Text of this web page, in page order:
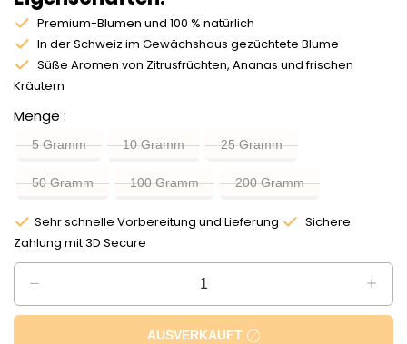
Premium-Blumen und 100 % natürlich
In der Schweiz im Gewächshaus gezüchtete Blume
Süße Aromen von Zitrusfrüchten, Ananas und frischen
Kräutern
Menge
5 Gramm 10 Gramm 25 Gramm
50 Gramm 100 Gramm 200 Gramm
Sehr schnelle Vorbereitung und Lieferung
Sichere
Zahlung mit 3D Secure
AUSVERKAUFT